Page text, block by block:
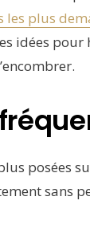
plus
idées pour
posées
sans